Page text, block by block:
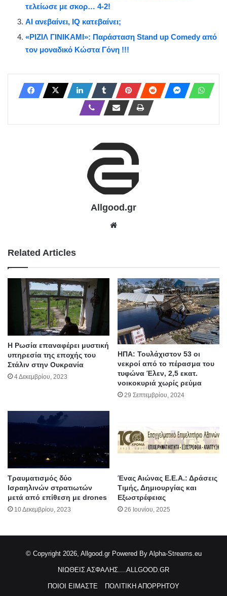
τελείωσε με σκορ… 4-2!
AI ανεβαίνει, IQ κατεβαίνει;
«ΡΙΖΙΛ ΓΙΝΙΚΑΜΙ»: Παράσταση Stand up Comedy από
τον μοναδικό Κώστα Γόνη !!!
Allgood.gr
Related Articles
Η Ρωσία επαναφέρει μυστική
υπηρεσία της εποχής του
Στάλιν στην Ουκρανία
4 Δεκεμβρίου, 2023
ΗΠΑ: Τουλάχιστον 53 οι
νεκροί από το πέρασμα του
τυφώνα Έλεν, 2,5 εκατ.
νοικοκυριά χωρίς ρεύμα
29 Σεπτεμβρίου, 2024
Τραυματισμός δύο
Ισραηλινών στρατιωτών
μετά από επίθεση με drones
10 Δεκεμβρίου, 2023
Ένας Αιώνας Ε.Ε.Α.: Δράσεις
Τιμής, Δημιουργίας και
Εξωστρέφειας
26 Ιουνίου, 2025
© Copyright 2026, Allgood.gr Powered By Alpha-Streams.eu
ΝΙΩΘΕΙΣ ΑΣΦΑΛΗΣ....ALLGOOD.GR
ΠΟΙΟΙ ΕΙΜΑΣΤΕ ΠΟΛΙΤΙΚΗ ΑΠΟΡΡΗΤΟΥ